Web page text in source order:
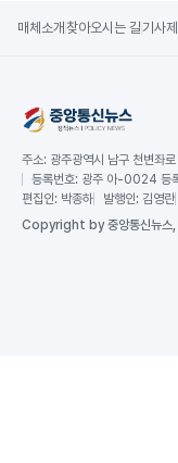
매체소개 찾아오시는 길기사
주소: 광주광역시 남구 천변좌
등록번호: 광주 아-0024
편집인: 박종하 발행인: 김영란
Copyright by 중앙통신뉴스,